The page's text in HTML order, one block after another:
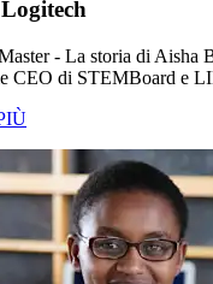
- La storia di Aisha
CEO di STEMBoard e